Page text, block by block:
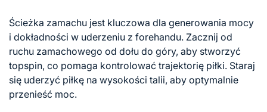
Ścieżka zamachu jest kluczowa dla generowania mocy
i dokładności w uderzeniu z forehandu. Zacznij od
ruchu zamachowego od dołu do góry, aby stworzyć
topspin, co pomaga kontrolować trajektorię piłki. Staraj
się uderzyć piłkę na wysokości talii, aby optymalnie
przenieść moc.